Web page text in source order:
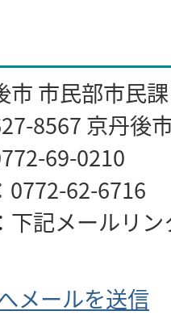
市 市民部市民課
8567 京丹後
69-0210
0772-62-6716
下記メールリ
メールを送信